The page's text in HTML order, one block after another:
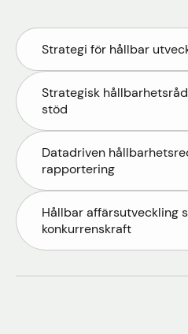
Strategi för hållbar
Strategisk
stöd
Datadriven
rapportering
Hållbar affärsutveckling
konkurrenskraft